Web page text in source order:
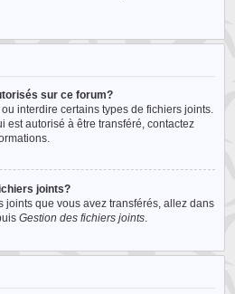
sur ce forum?
interdire certains types de fichiers joints.
est autorisé à être transféré, contactez
joints?
joints que vous avez transférés, allez dans
Gestion des fichiers joints.